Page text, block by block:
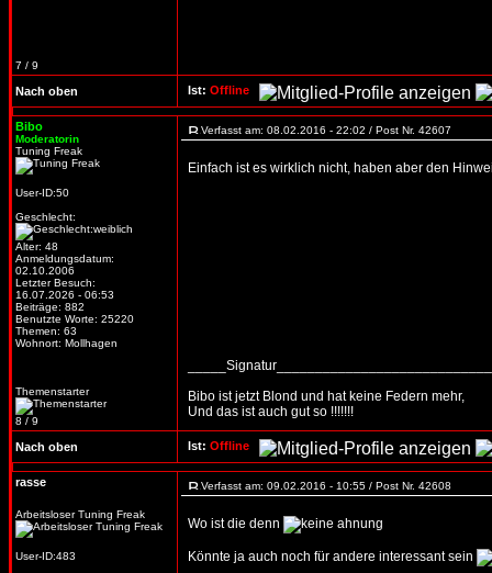
7 / 9
Nach oben Ist: Offline
Bibo
Moderatorin
Tuning Freak
User-ID:50
Geschlecht:
Alter: 48
Anmeldungsdatum:
02.10.2006
Letzter Besuch:
16.07.2026 - 06:53
Beiträge: 882
Benutzte Worte: 25220
Themen: 63
Wohnort: Mollhagen
Themenstarter
8 / 9
Verfasst am: 08.02.2016 - 22:02 / Post Nr. 42607
Einfach ist es wirklich nicht, haben aber den
Bibo ist jetzt Blond und hat keine Federn mehr,
Und das ist auch gut so !!!!!!!
Nach oben Ist: Offline
rasse
Arbeitsloser Tuning Freak
User-ID:483
Verfasst am: 09.02.2016 - 10:55 / Post Nr. 42608
Wo ist die denn
Könnte ja auch noch für andere interessant sein